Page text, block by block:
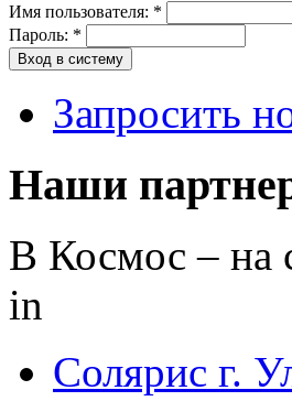
Имя пользователя: *
Пароль: *
Запросить
Наши
В Космос – на
in
Солярис г.